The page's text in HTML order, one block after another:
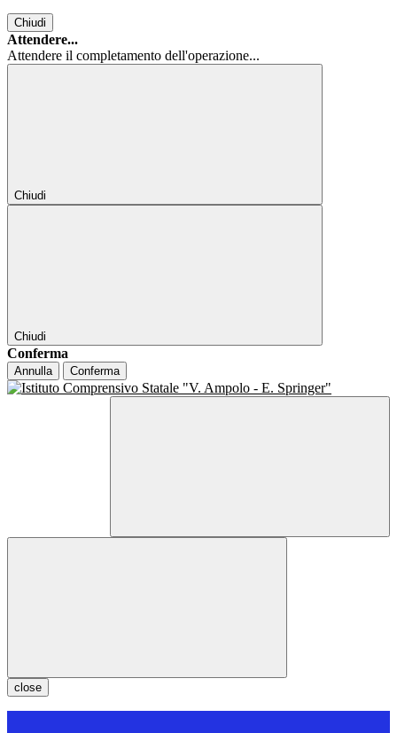
Chiudi
Attendere...
Attendere il completamento dell'operazione...
Chiudi
Chiudi
Conferma
Annulla Conferma
close